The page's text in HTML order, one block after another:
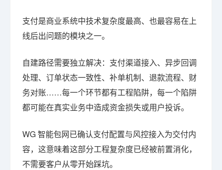
支付是商业系统中技术复杂度最高、也最容易在上
线后出问题的模块之一。
自建路径需要独立解决：支付渠道接入、异步回调
处理、订单状态一致性、补单机制、退款流程、财
务对账……每一个环节都有工程陷阱，每一个陷阱
都可能在真实业务中造成资金损失或用户投诉。
WG 智能包网已确认支付配置与风控接入为交付内
容，这意味着这部分工程复杂度已经被前置消化，
不需要客户从零开始踩坑。